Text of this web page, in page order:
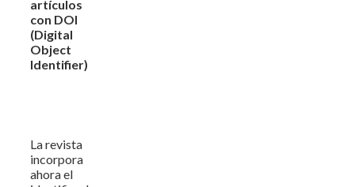
artículos
con DOI
(Digital
Object
Identifier)
La revista
incorpora
ahora el